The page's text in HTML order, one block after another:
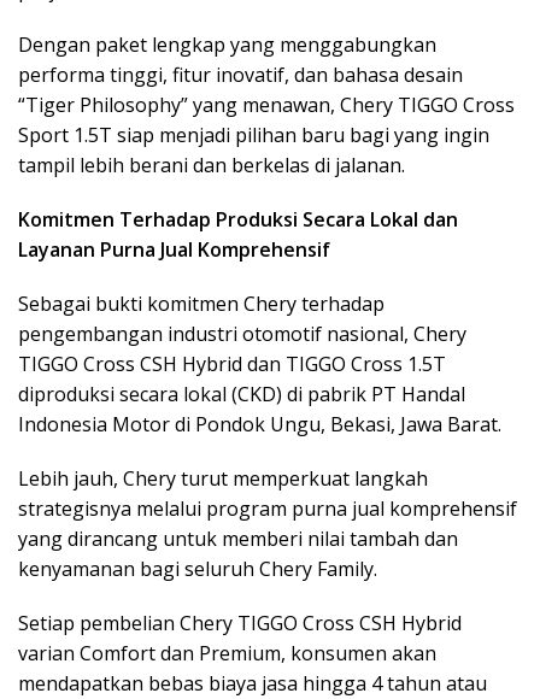
Dengan paket lengkap yang menggabungkan
performa tinggi, fitur inovatif, dan bahasa desain
“Tiger Philosophy” yang menawan, Chery TIGGO Cross
Sport 1.5T siap menjadi pilihan baru bagi yang ingin
tampil lebih berani dan berkelas di jalanan.
Komitmen Terhadap Produksi Secara Lokal dan
Layanan Purna Jual Komprehensif
Sebagai bukti komitmen Chery terhadap
pengembangan industri otomotif nasional, Chery
TIGGO Cross CSH Hybrid dan TIGGO Cross 1.5T
diproduksi secara lokal (CKD) di pabrik PT Handal
Indonesia Motor di Pondok Ungu, Bekasi, Jawa Barat.
Lebih jauh, Chery turut memperkuat langkah
strategisnya melalui program purna jual komprehensif
yang dirancang untuk memberi nilai tambah dan
kenyamanan bagi seluruh Chery Family.
Setiap pembelian Chery TIGGO Cross CSH Hybrid
varian Comfort dan Premium, konsumen akan
mendapatkan bebas biaya jasa hingga 4 tahun atau